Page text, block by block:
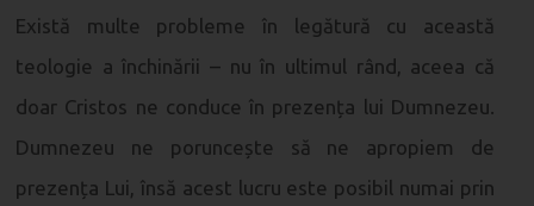
Există multe probleme în legătură cu această
teologie a închinării – nu în ultimul rând, aceea că
doar Cristos ne conduce în prezența lui Dumnezeu.
Dumnezeu ne poruncește să ne apropiem de
prezența Lui, însă acest lucru este posibil numai prin